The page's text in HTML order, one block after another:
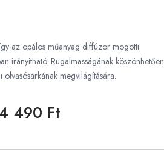
az opálos műanyag diffúzor mögötti
irányítható. Rugalmasságának köszönhetően
megvilágítására.
490 Ft